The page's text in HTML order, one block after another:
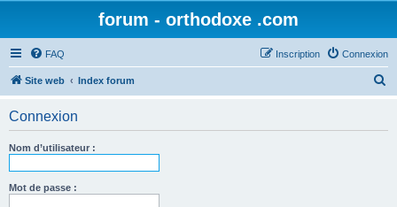
forum - orthodoxe .com
FAQ Connexion
Inscription
Site web Index forum
Connexion
Nom d’utilisateur :
Mot de passe :